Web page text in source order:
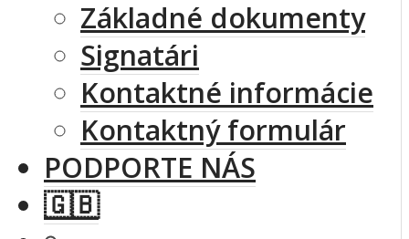
Základné dokumenty
Signatári
Kontaktné informácie
Kontaktný formulár
PODPORTE NÁS
🇬🇧